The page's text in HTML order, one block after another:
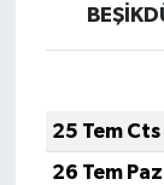
25 Tem Cts
26 Tem Paz